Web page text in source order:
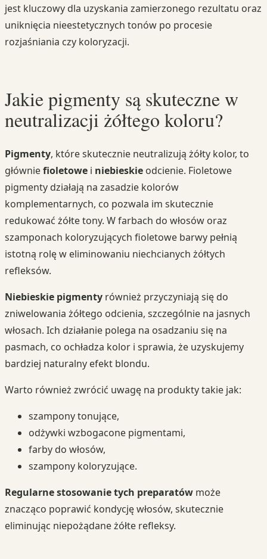
jest kluczowy dla uzyskania zamierzonego rezultatu oraz
uniknięcia nieestetycznych tonów po procesie
rozjaśniania czy koloryzacji.
Jakie pigmenty są skuteczne w
neutralizacji żółtego koloru?
Pigmenty, które skutecznie neutralizują żółty kolor, to
główniefioletowe i niebieskie odcienie. Fioletowe
pigmenty działają na zasadzie kolorów
komplementarnych, co pozwala im skutecznie
redukować żółte tony. W farbach do włosów oraz
szamponach koloryzujących fioletowe barwy pełnią
istotną rolę w eliminowaniu niechcianych żółtych
refleksów.
Niebieskie pigmenty również przyczyniają się do
zniwelowania żółtego odcienia, szczególnie na jasnych
włosach. Ich działanie polega na osadzaniu się na
pasmach, co ochładza kolor i sprawia, że uzyskujemy
bardziej naturalny efekt blondu.
Warto również zwrócić uwagę na produkty takie jak:
szampony tonujące,
odżywki wzbogacone pigmentami,
farby do włosów,
szampony koloryzujące.
Regularne stosowanie tych preparatów może
znacząco poprawić kondycję włosów, skutecznie
eliminując niepożądane żółte refleksy.